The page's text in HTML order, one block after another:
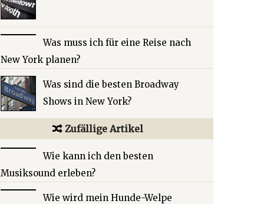
Was muss ich für eine Reise nach
New York planen?
Was sind die besten Broadway
Shows in New York?
Zufällige Artikel
Wie kann ich den besten
Musiksound erleben?
Wie wird mein Hunde-Welpe